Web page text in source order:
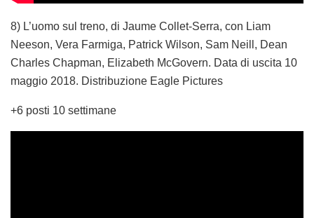
8) L’uomo sul treno, di Jaume Collet-Serra, con Liam
Neeson, Vera Farmiga, Patrick Wilson, Sam Neill, Dean
Charles Chapman, Elizabeth McGovern. Data di uscita 10
maggio 2018. Distribuzione Eagle Pictures
+6 posti 10 settimane